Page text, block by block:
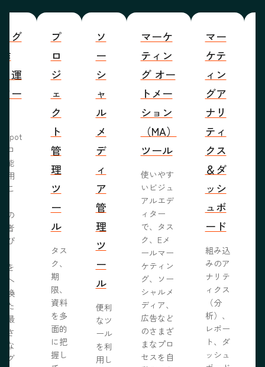
グ
運
ー
ロ
能
用
こ
の
者
び
を
へ
換
た
最
さ
な
グ
プ
ロ
ジ
ェ
ク
ト
管
理
ツ
ー
ル
タス
ク、
期
限、
資料
を多
面的
に把
握し
ソ
ー
シ
ャ
ル
メ
デ
ィ
ア
管
理
ツ
ー
ル
便利
なツ
ール
を利
用し
マーケ
ティン
グ オー
トメー
ション
（MA）
ツール
使いやす
いビジュ
アルエデ
ィター
で、タス
ク、Eメ
ールマー
ケティン
グ、ソー
シャルメ
ディア、
広告など
のさまざ
まなプロ
セスを自
マー
ケテ
ィン
グア
ナリ
ティ
クス
＆ダ
ッシ
ュボ
ード
組み込
みのア
ナリテ
ィクス
（分
析）、
レポー
ト、ダ
ッシュ